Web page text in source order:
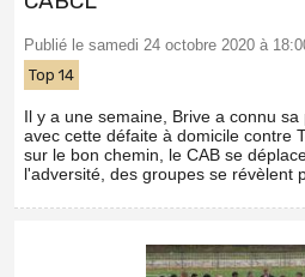
Publié le samedi 24 octobre 2020 à
Top 14
Il y a une semaine, Brive a connu
avec cette défaite à domicile contre
sur le bon chemin, le CAB se
l'adversité, des groupes se révèlent